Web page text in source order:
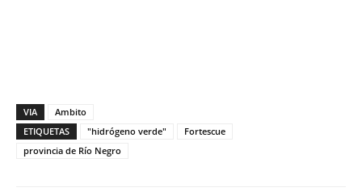
VIA
Ambito
ETIQUETAS
"hidrógeno verde"
Fortescue
provincia de Río Negro